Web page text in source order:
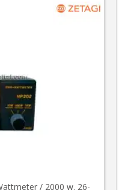
/ 2000 w. 26-